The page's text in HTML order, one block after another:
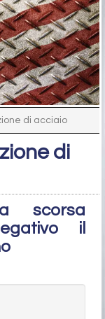
di acciaio
di
scorsa
il